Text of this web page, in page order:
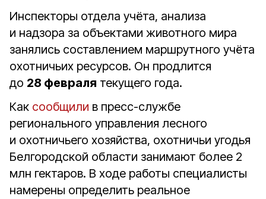
Инспекторы отдела учёта, анализа
и надзора за объектами животного мира
занялись составлением маршрутного учёта
охотничьих ресурсов. Он продлится
до 28 февраля текущего года.
Как сообщили в пресс-службе
регионального управления лесного
и охотничьего хозяйства, охотничьи угодья
Белгородской области занимают более 2
млн гектаров. В ходе работы специалисты
намерены определить реальное